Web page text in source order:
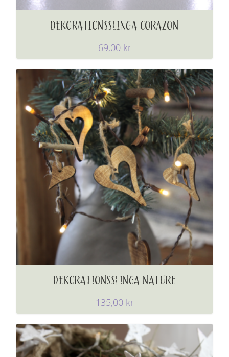
DEKORATIONSSLINGA CORAZON
69,00 kr
DEKORATIONSSLINGA NATURE
135,00 kr